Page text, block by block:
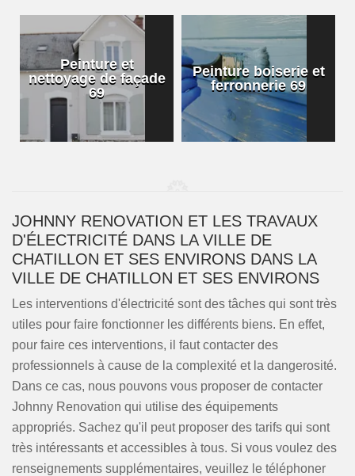
Peinture et
nettoyage de façade
69
Peinture boiserie et
ferronnerie 69
JOHNNY RENOVATION ET LES TRAVAUX
D'ÉLECTRICITÉ DANS LA VILLE DE
CHATILLON ET SES ENVIRONS DANS LA
VILLE DE CHATILLON ET SES ENVIRONS
Les interventions d'électricité sont des tâches qui sont très
utiles pour faire fonctionner les différents biens. En effet,
pour faire ces interventions, il faut contacter des
professionnels à cause de la complexité et la dangerosité.
Dans ce cas, nous pouvons vous proposer de contacter
Johnny Renovation qui utilise des équipements
appropriés. Sachez qu'il peut proposer des tarifs qui sont
très intéressants et accessibles à tous. Si vous voulez des
renseignements supplémentaires, veuillez le téléphoner